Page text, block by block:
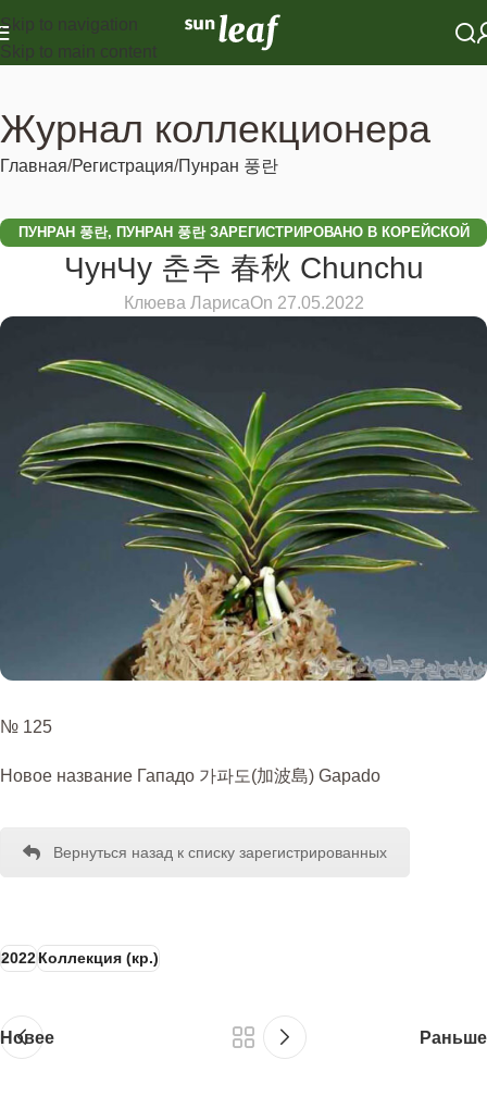
Skip to navigation
Skip to main content
Журнал коллекционера
Главная Регистрация Пунран 풍란
ПУНРАН 풍란, ПУНРАН 풍란 ЗАРЕГИСТРИРОВАНО В КОРЕЙСКОЙ
ФЕДЕРАЦИИ
ЧунЧу 춘추 春秋 Chunchu
Клюева ЛарисаOn 27.05.2022
№ 125
Новое название Гападо 가파도(加波島) Gapado
Вернуться назад к списку зарегистрированных
2022Коллекция (кр.)
Новее Раньше